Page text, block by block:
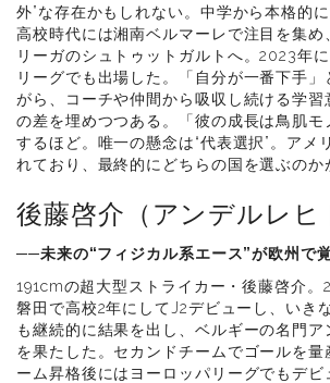
外”な存在かもしれない。中学から本格的
高校時代には湘南ベルマーレで注目を集め
リーガのシュトゥットガルトへ。2023年
リーグでも出場した。「自分が一番下手
がら、コーチや仲間から吸収し続ける学習
の差を埋めつつある。「彼の成長は鳥肌モ
するほど。唯一の懸念は“代表選択”。アメ
れており、最終的にどちらの国を選ぶのか
後藤啓介（アンデルレヒ
──未来の“フィジカル系エース”が欧州で
191cmの超大型ストライカー・後藤啓介。
磐田で高校2年にしてJ2デビューし、いき
も継続的に結果を出し、ベルギーの名門
を果たした。セカンドチームでゴールを量
ーム昇格後にはヨーロッパリーグでもデ